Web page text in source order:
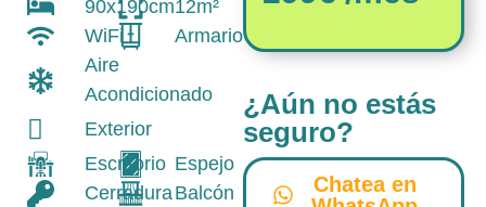
90x190cm12m²
WiFi
Armario
Aire
Acondicionado
Exterior
Escritorio Espejo
CerraduraBalcón
¿Aún no estás
seguro?
Chatea en